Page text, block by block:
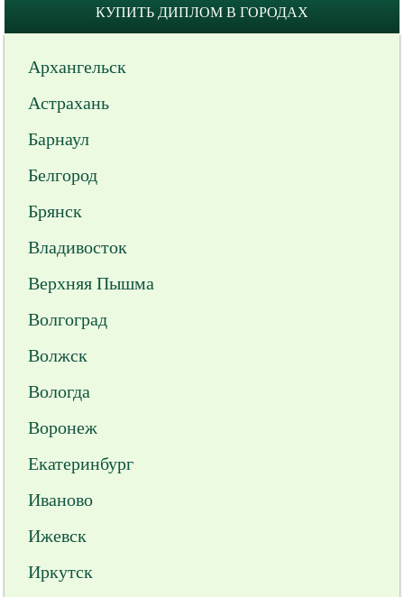
КУПИТЬ ДИПЛОМ В ГОРОДАХ
Архангельск
Астрахань
Барнаул
Белгород
Брянск
Владивосток
Верхняя Пышма
Волгоград
Волжск
Вологда
Воронеж
Екатеринбург
Иваново
Ижевск
Иркутск